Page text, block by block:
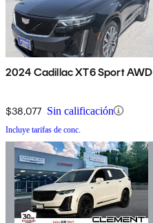
2024 Cadillac XT6 Sport AWD
$38,077 Sin calificación
Incluye tarifas de conc.